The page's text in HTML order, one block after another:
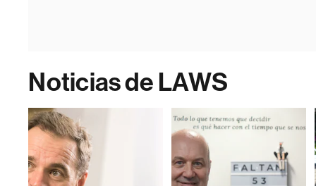
Noticias de LAWS